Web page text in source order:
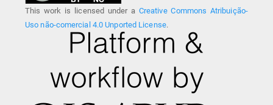
This work is licensed under a Creative Commons Atribuição-
Uso não-comercial 4.0 Unported License.